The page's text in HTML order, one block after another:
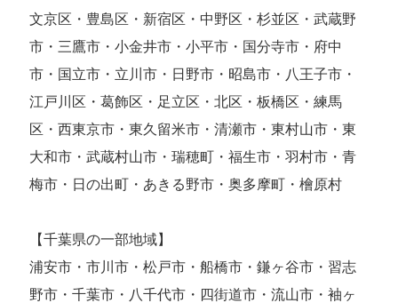
文京区・豊島区・新宿区・中野区・杉並区・武蔵野
市・三鷹市・小金井市・小平市・国分寺市・府中
市・国立市・立川市・日野市・昭島市・八王子市・
江戸川区・葛飾区・足立区・北区・板橋区・練馬
区・西東京市・東久留米市・清瀬市・東村山市・東
大和市・武蔵村山市・瑞穂町・福生市・羽村市・青
梅市・日の出町・あきる野市・奥多摩町・檜原村
【千葉県の一部地域】
浦安市・市川市・松戸市・船橋市・鎌ヶ谷市・習志
野市・千葉市・八千代市・四街道市・流山市・袖ヶ